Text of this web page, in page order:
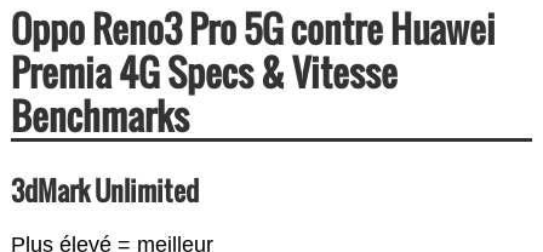
Oppo Reno3 Pro 5G contre Huawei
Premia 4G Specs & Vitesse
Benchmarks
3dMark Unlimited
Plus élevé = meilleur